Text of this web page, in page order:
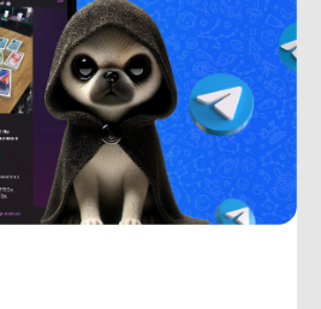
фен-стайлер
новый
Новый